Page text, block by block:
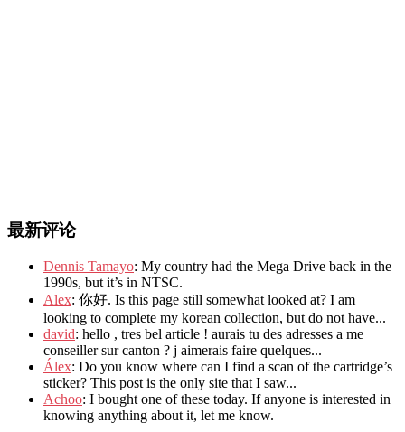
最新评论
Dennis Tamayo: My country had the Mega Drive back in the
1990s, but it’s in NTSC.
Alex: 你好. Is this page still somewhat looked at? I am
looking to complete my korean collection, but do not have...
david: hello , tres bel article ! aurais tu des adresses a me
conseiller sur canton ? j aimerais faire quelques...
Álex: Do you know where can I find a scan of the cartridge’s
sticker? This post is the only site that I saw...
Achoo: I bought one of these today. If anyone is interested in
knowing anything about it, let me know.